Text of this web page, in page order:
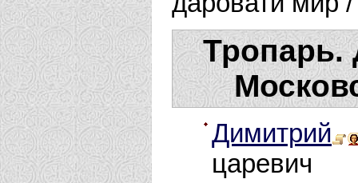
Тропарь.
Димитрий
царевич